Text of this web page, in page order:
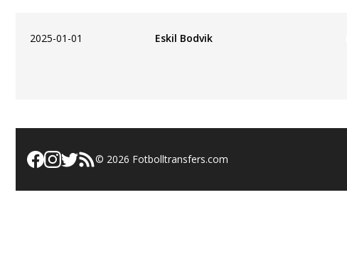
2025-01-01 Eskil Bodvik
© 2026 Fotbolltransfers.com